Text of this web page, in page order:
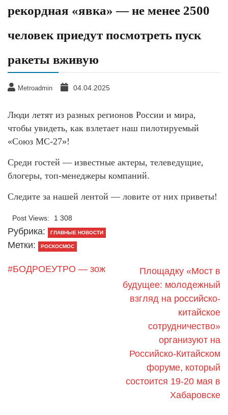
рекордная «явка» — не менее 2500
человек приедут посмотреть пуск
ракеты вживую
Metroadmin 04.04.2025
Люди летят из разных регионов России и мира,
чтобы увидеть, как взлетает наш пилотируемый
«Союз МС-27»!
Среди гостей — известные актеры, телеведущие,
блогеры, топ-менеджеры компаний.
Следите за нашей лентой — ловите от них приветы!
Post Views: 1 308
Рубрика: ГЛАВНЫЕ НОВОСТИ
Метки: РОСКОСМОС
#БОДРОЕУТРО — зож
Площадку «Мост в
будущее: молодежный
взгляд на российско-
китайское
сотрудничество»
организуют на
Российско-Китайском
форуме, который
состоится 19-20 мая в
Хабаровске